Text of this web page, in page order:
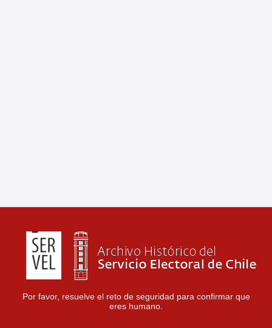
Por favor, resuelve el reto de seguridad para confirmar que
eres humano.